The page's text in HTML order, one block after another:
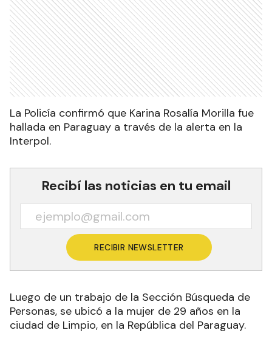
La Policía confirmó que Karina Rosalía Morilla fue
hallada en Paraguay a través de la alerta en la
Interpol.
Recibí las noticias en tu email
RECIBIR NEWSLETTER
Luego de un trabajo de la Sección Búsqueda de
Personas, se ubicó a la mujer de 29 años en la
ciudad de Limpio, en la República del Paraguay.